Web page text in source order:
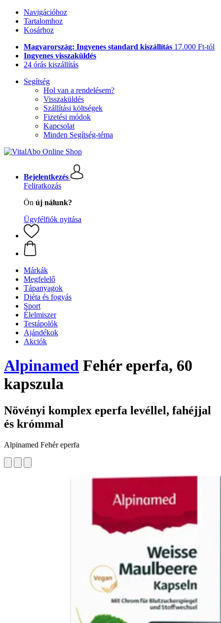
Navigációhoz
Tartalomhoz
Kosárhoz
Magyarország: Ingyenes standard kiszállítás 17.000 Ft-tól
Ingyenes visszaküldés
24 órás kiszállítás
Segítség
Hol van a rendelésem?
Visszaküldés
Szállítási költségek
Fizetési módok
Kapcsolat
Minden Segítség-téma
Bejelentkezés
Feliratkozás
Ön új nálunk?
Ügyfélfiók nyitása
Márkák
Megfelelő
Tápanyagok
Diéta és fogyás
Sport
Élelmiszer
Testápolók
Ajándékok
Akciók
Alpinamed Fehér eperfa, 60
kapszula
Növényi komplex eperfa levéllel, fahéjjal
és krómmal
Alpinamed Fehér eperfa